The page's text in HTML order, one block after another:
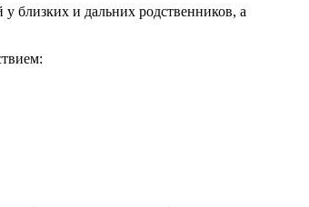
близких и дальних родственников, а